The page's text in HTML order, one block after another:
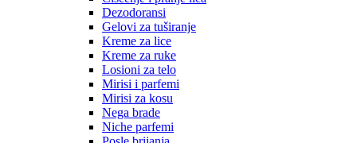
Dezodoransi
Gelovi za tuširanje
Kreme za lice
Kreme za ruke
Losioni za telo
Mirisi i parfemi
Mirisi za kosu
Nega brade
Niche parfemi